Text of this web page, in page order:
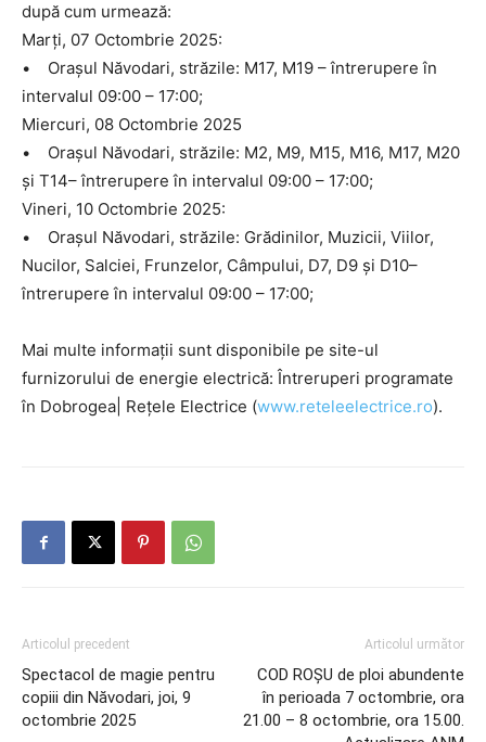
după cum urmează:
Marți, 07 Octombrie 2025:
• Orașul Năvodari, străzile: M17, M19 – întrerupere în
intervalul 09:00 – 17:00;
Miercuri, 08 Octombrie 2025
• Orașul Năvodari, străzile: M2, M9, M15, M16, M17, M20
și T14– întrerupere în intervalul 09:00 – 17:00;
Vineri, 10 Octombrie 2025:
• Orașul Năvodari, străzile: Grădinilor, Muzicii, Viilor,
Nucilor, Salciei, Frunzelor, Câmpului, D7, D9 și D10–
întrerupere în intervalul 09:00 – 17:00;
Mai multe informații sunt disponibile pe site-ul
furnizorului de energie electrică: Întreruperi programate
în Dobrogea| Rețele Electrice (www.reteleelectrice.ro).
Articolul precedent
Spectacol de magie pentru
copiii din Năvodari, joi, 9
octombrie 2025
Articolul următor
COD ROȘU de ploi abundente
în perioada 7 octombrie, ora
21.00 – 8 octombrie, ora 15.00.